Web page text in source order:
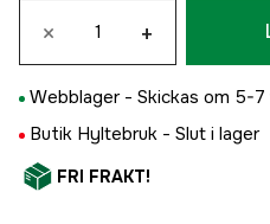
× +
Webblager - Skickas om 5-7
Butik Hyltebruk - Slut i lager
FRI FRAKT!